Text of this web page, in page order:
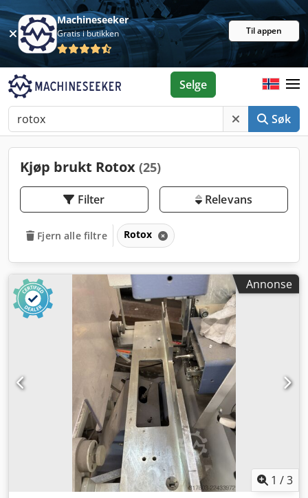
Machineseeker
Gratis i butikken Til appen
Søk
Selge
Kjøp brukt Rotox (25)
Filter Relevans
Fjern alle filtre Rotox
Annonse
1 /3